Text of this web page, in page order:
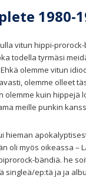
1980-
vitun hippi-
todella tyrmäsi
olemme vitun
olemme olleet
olemme kuin hippejä
meille punkin
hieman
oli myös oikeassa –
bändiä. he
singleä/ep:tä ja ja